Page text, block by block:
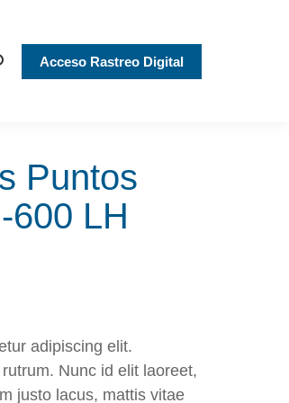
Acceso Rastreo Digital
Puntos
600 LH
adipiscing elit.
Nunc id elit laoreet,
justo lacus, mattis vitae